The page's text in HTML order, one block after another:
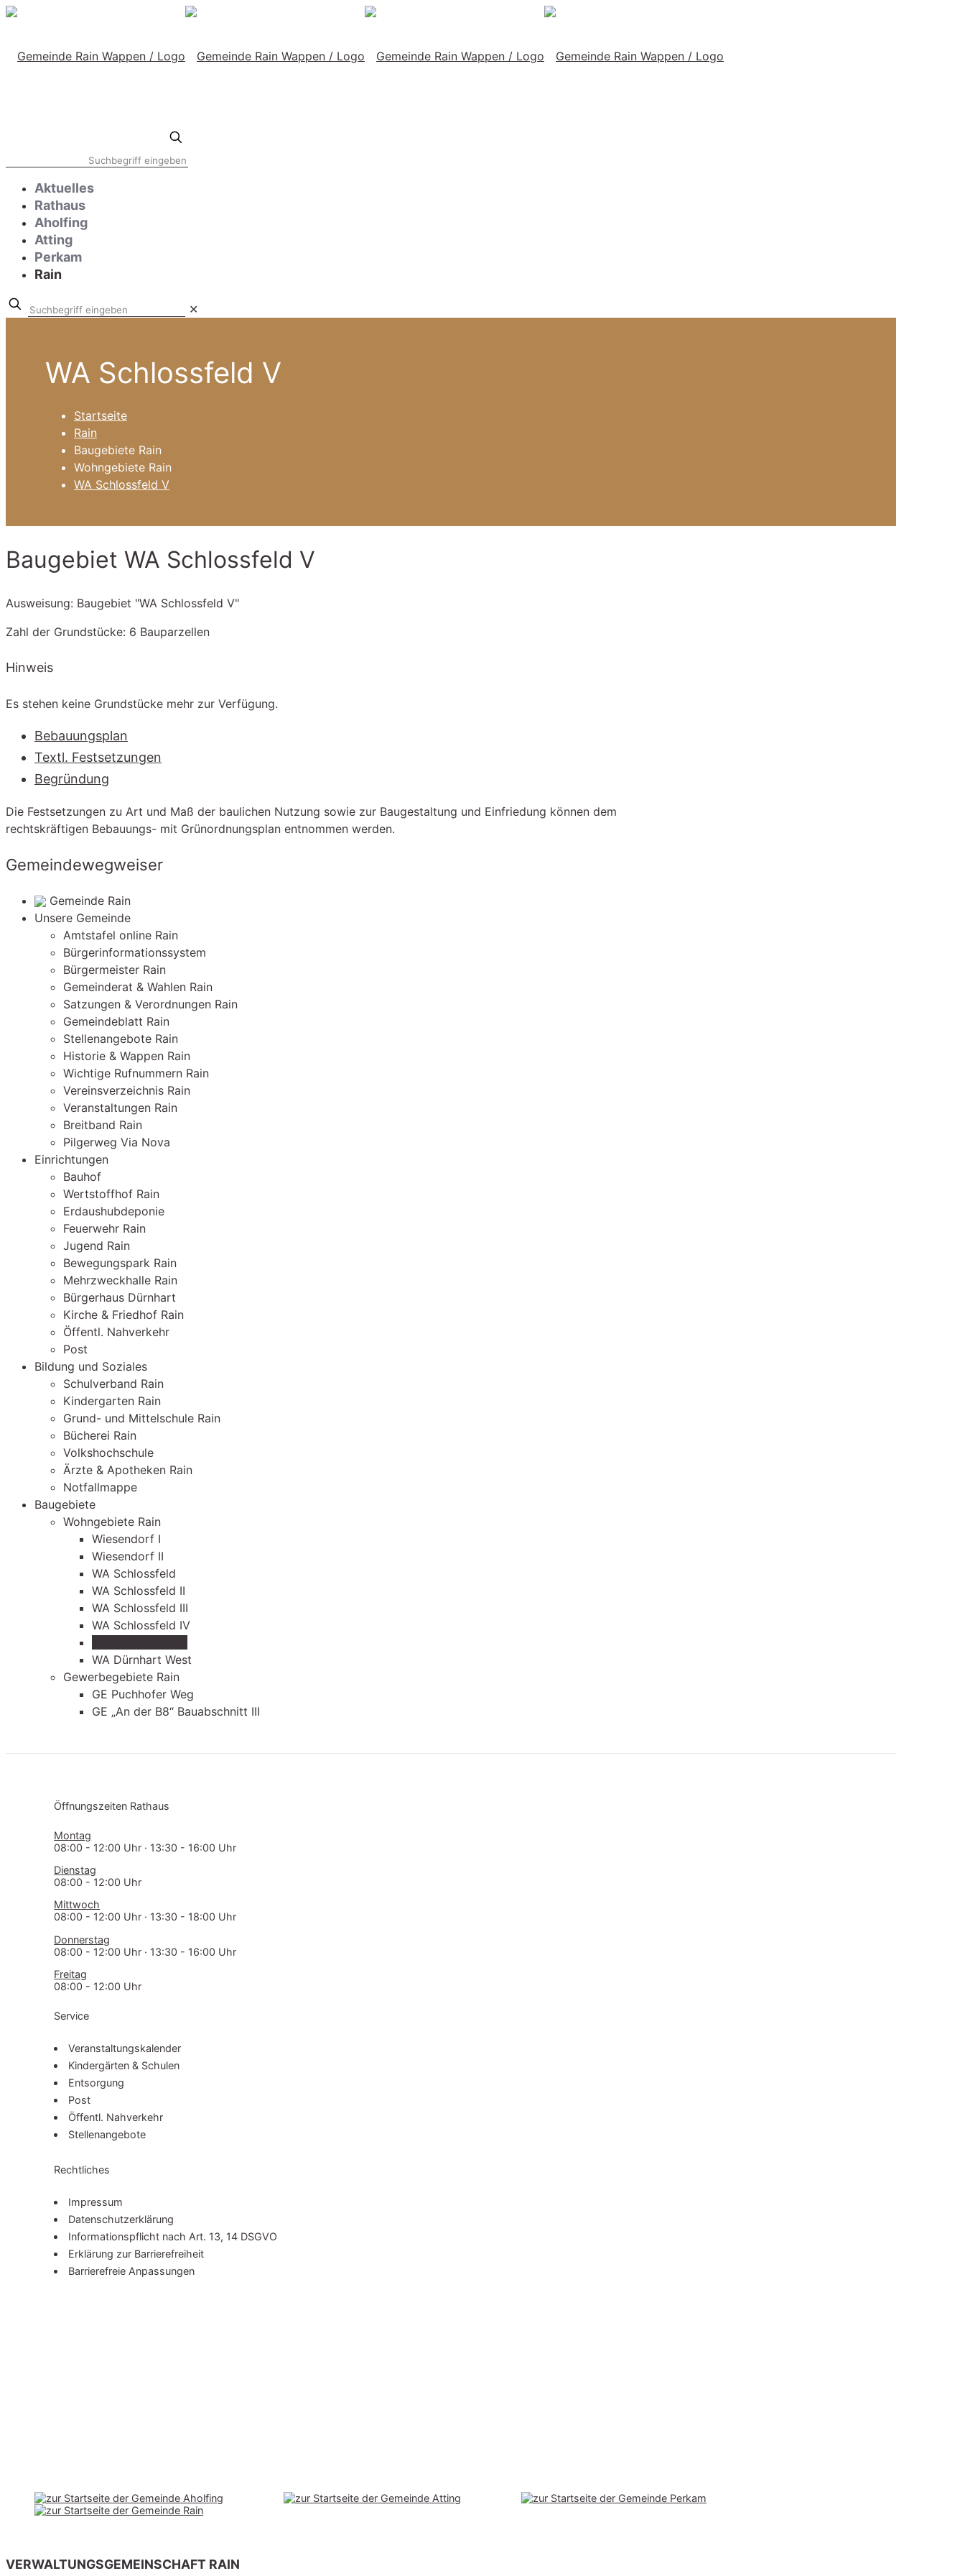
Aktuelles
Rathaus
Aholfing
Atting
Perkam
Rain
Suchbegriff
eingeben
✕
WA Schlossfeld V
Startseite
Rain
Baugebiete Rain
Wohngebiete Rain
WA Schlossfeld V
Baugebiet WA Schlossfeld V
Ausweisung: Baugebiet "WA Schlossfeld V"
Zahl der Grundstücke: 6 Bauparzellen
Hinweis
Es stehen keine Grundstücke mehr zur Verfügung.
Bebauungsplan
Textl. Festsetzungen
Begründung
Die Festsetzungen zu Art und Maß der baulichen Nutzung sowie zur Baugestaltung und Einfriedung können dem
rechtskräftigen Bebauungs- mit Grünordnungsplan entnommen werden.
Gemeindewegweiser
Gemeinde Rain
Unsere Gemeinde
Amtstafel online Rain
Bürgerinformationssystem
Bürgermeister Rain
Gemeinderat & Wahlen Rain
Satzungen & Verordnungen Rain
Gemeindeblatt Rain
Stellenangebote Rain
Historie & Wappen Rain
Wichtige Rufnummern Rain
Vereinsverzeichnis Rain
Veranstaltungen Rain
Breitband Rain
Pilgerweg Via Nova
Einrichtungen
Bauhof
Wertstoffhof Rain
Erdaushubdeponie
Feuerwehr Rain
Jugend Rain
Bewegungspark Rain
Mehrzweckhalle Rain
Bürgerhaus Dürnhart
Kirche & Friedhof Rain
Öffentl. Nahverkehr
Post
Bildung und Soziales
Schulverband Rain
Kindergarten Rain
Grund- und Mittelschule Rain
Bücherei Rain
Volkshochschule
Ärzte & Apotheken Rain
Notfallmappe
Baugebiete
Wohngebiete Rain
Wiesendorf I
Wiesendorf II
WA Schlossfeld
WA Schlossfeld II
WA Schlossfeld III
WA Schlossfeld IV
WA Dürnhart West
Gewerbegebiete Rain
GE Puchhofer Weg
GE „An der B8“ Bauabschnitt III
Öff­nungs­zei­ten Rathaus
Montag
08:00 - 12:00 Uhr · 13:30 - 16:00 Uhr
Dienstag
08:00 - 12:00 Uhr
Mittwoch
08:00 - 12:00 Uhr · 13:30 - 18:00 Uhr
Donnerstag
08:00 - 12:00 Uhr · 13:30 - 16:00 Uhr
Freitag
08:00 - 12:00 Uhr
Service
Ver­an­stal­tungs­ka­len­der
Kindergärten & Schulen
Entsorgung
Post
Öffentl. Nahverkehr
Stel­len­an­ge­bo­te
Rechtliches
Impressum
Da­ten­schutz­er­klä­rung
In­for­ma­ti­ons­pflicht nach Art. 13, 14 DSGVO
Erklärung zur Bar­rie­re­frei­heit
Barrierefreie Anpassungen
VERWALTUNGSGEMEINSCHAFT RAIN